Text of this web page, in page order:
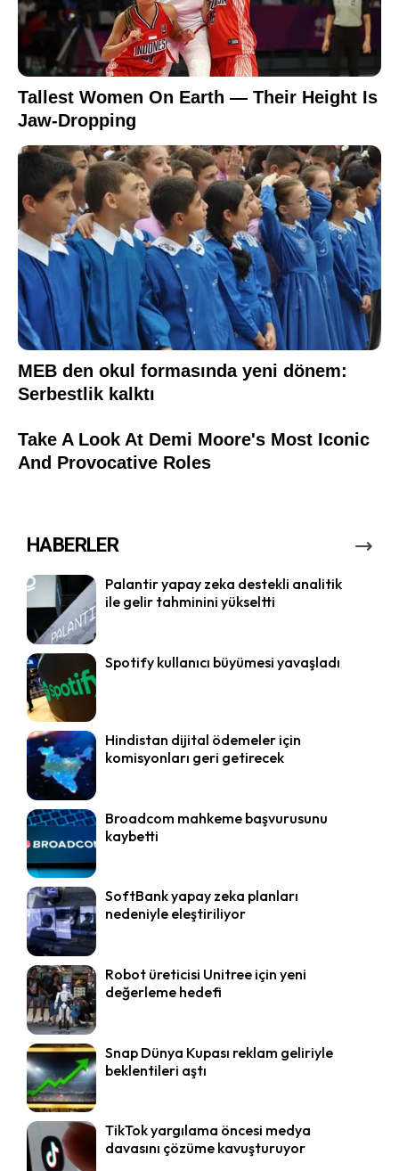
HABERLER
Palantir yapay zeka destekli analitik
ile gelir tahminini yükseltti
Spotify kullanıcı büyümesi yavaşladı
Hindistan dijital ödemeler için
komisyonları geri getirecek
Broadcom mahkeme başvurusunu
kaybetti
SoftBank yapay zeka planları
nedeniyle eleştiriliyor
Robot üreticisi Unitree için yeni
değerleme hedefi
Snap Dünya Kupası reklam geliriyle
beklentileri aştı
TikTok yargılama öncesi medya
davasını çözüme kavuşturuyor